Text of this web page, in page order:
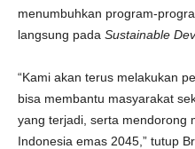
menumbuhkan program-
langsung pada Sustainable
“Kami akan terus melakukan
bisa membantu masyarakat
yang terjadi, serta mendorong
Indonesia emas 2045,” tutup